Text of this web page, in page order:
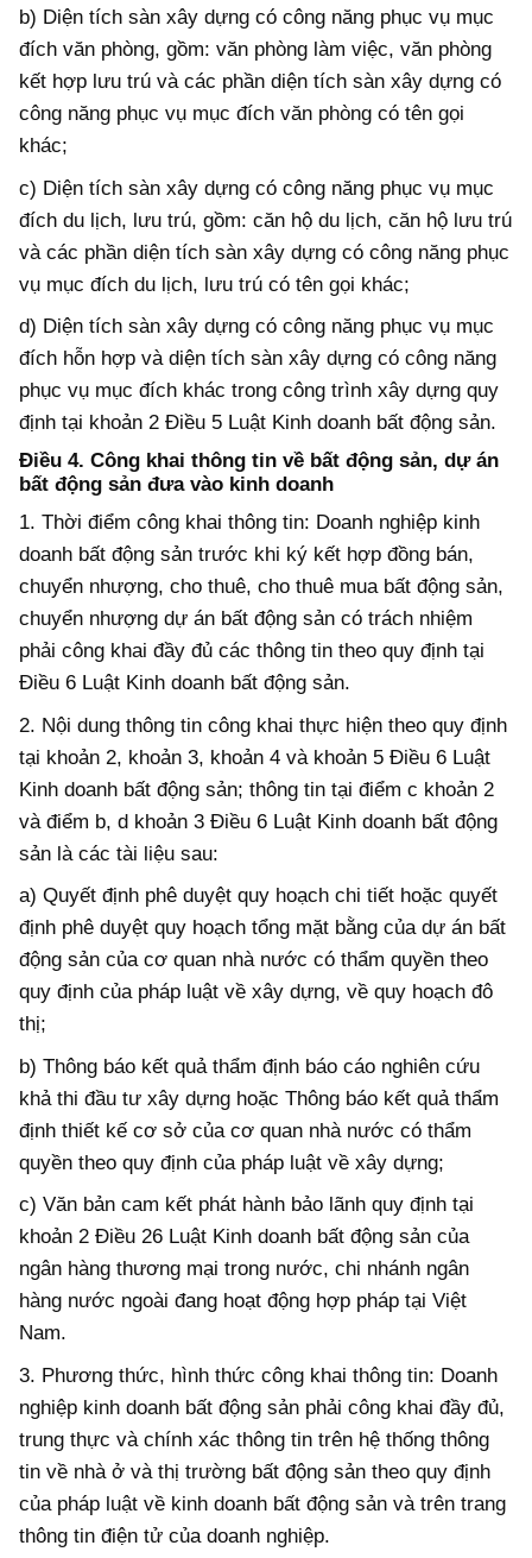
b) Diện tích sàn xây dựng có công năng phục vụ mục
đích văn phòng, gồm: văn phòng làm việc, văn phòng
kết hợp lưu trú và các phần diện tích sàn xây dựng có
công năng phục vụ mục đích văn phòng có tên gọi
khác;
c) Diện tích sàn xây dựng có công năng phục vụ mục
đích du lịch, lưu trú, gồm: căn hộ du lịch, căn hộ lưu trú
và các phần diện tích sàn xây dựng có công năng phục
vụ mục đích du lịch, lưu trú có tên gọi khác;
d) Diện tích sàn xây dựng có công năng phục vụ mục
đích hỗn hợp và diện tích sàn xây dựng có công năng
phục vụ mục đích khác trong công trình xây dựng quy
định tại khoản 2 Điều 5 Luật Kinh doanh bất động sản.
Điều 4. Công khai thông tin về bất động sản, dự án
bất động sản đưa vào kinh doanh
1. Thời điểm công khai thông tin: Doanh nghiệp kinh
doanh bất động sản trước khi ký kết hợp đồng bán,
chuyển nhượng, cho thuê, cho thuê mua bất động sản,
chuyển nhượng dự án bất động sản có trách nhiệm
phải công khai đầy đủ các thông tin theo quy định tại
Điều 6 Luật Kinh doanh bất động sản.
2. Nội dung thông tin công khai thực hiện theo quy định
tại khoản 2, khoản 3, khoản 4 và khoản 5 Điều 6 Luật
Kinh doanh bất động sản; thông tin tại điểm c khoản 2
và điểm b, d khoản 3 Điều 6 Luật Kinh doanh bất động
sản là các tài liệu sau:
a) Quyết định phê duyệt quy hoạch chi tiết hoặc quyết
định phê duyệt quy hoạch tổng mặt bằng của dự án bất
động sản của cơ quan nhà nước có thẩm quyền theo
quy định của pháp luật về xây dựng, về quy hoạch đô
thị;
b) Thông báo kết quả thẩm định báo cáo nghiên cứu
khả thi đầu tư xây dựng hoặc Thông báo kết quả thẩm
định thiết kế cơ sở của cơ quan nhà nước có thẩm
quyền theo quy định của pháp luật về xây dựng;
c) Văn bản cam kết phát hành bảo lãnh quy định tại
khoản 2 Điều 26 Luật Kinh doanh bất động sản của
ngân hàng thương mại trong nước, chi nhánh ngân
hàng nước ngoài đang hoạt động hợp pháp tại Việt
Nam.
3. Phương thức, hình thức công khai thông tin: Doanh
nghiệp kinh doanh bất động sản phải công khai đầy đủ,
trung thực và chính xác thông tin trên hệ thống thông
tin về nhà ở và thị trường bất động sản theo quy định
của pháp luật về kinh doanh bất động sản và trên trang
thông tin điện tử của doanh nghiệp.